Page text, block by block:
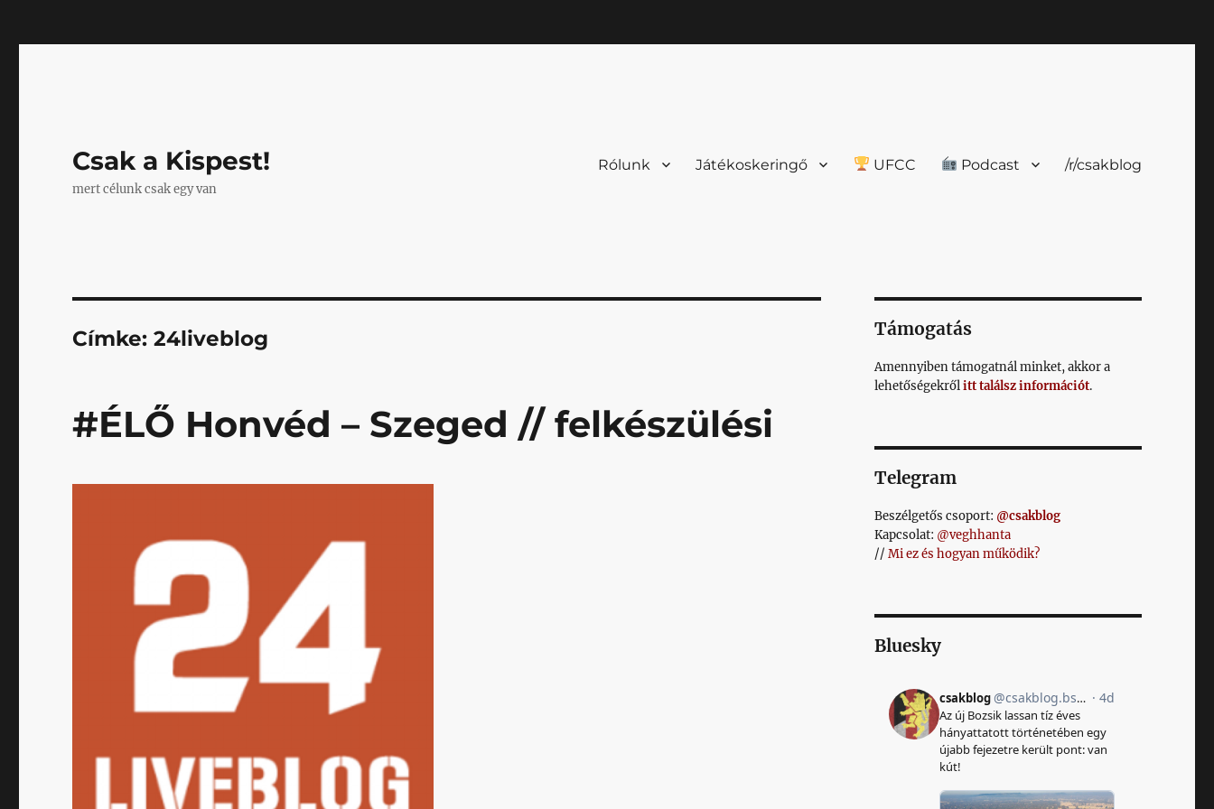
Csak a Kispest!
mert célunk csak egy van
Rólunk Játékoskeringő UFCC Podcast /r/csakblog
Címke:24liveblog
#ÉLŐ Honvéd – Szeged // felkészülési
Támogatás
Amennyiben támogatnál minket, akkor a
lehetőségekrőlitt találsz információt.
Telegram
Beszélgetős csoport: @csakblog
Kapcsolat: @veghhanta
// Mi ez és hogyan működik?
Bluesky